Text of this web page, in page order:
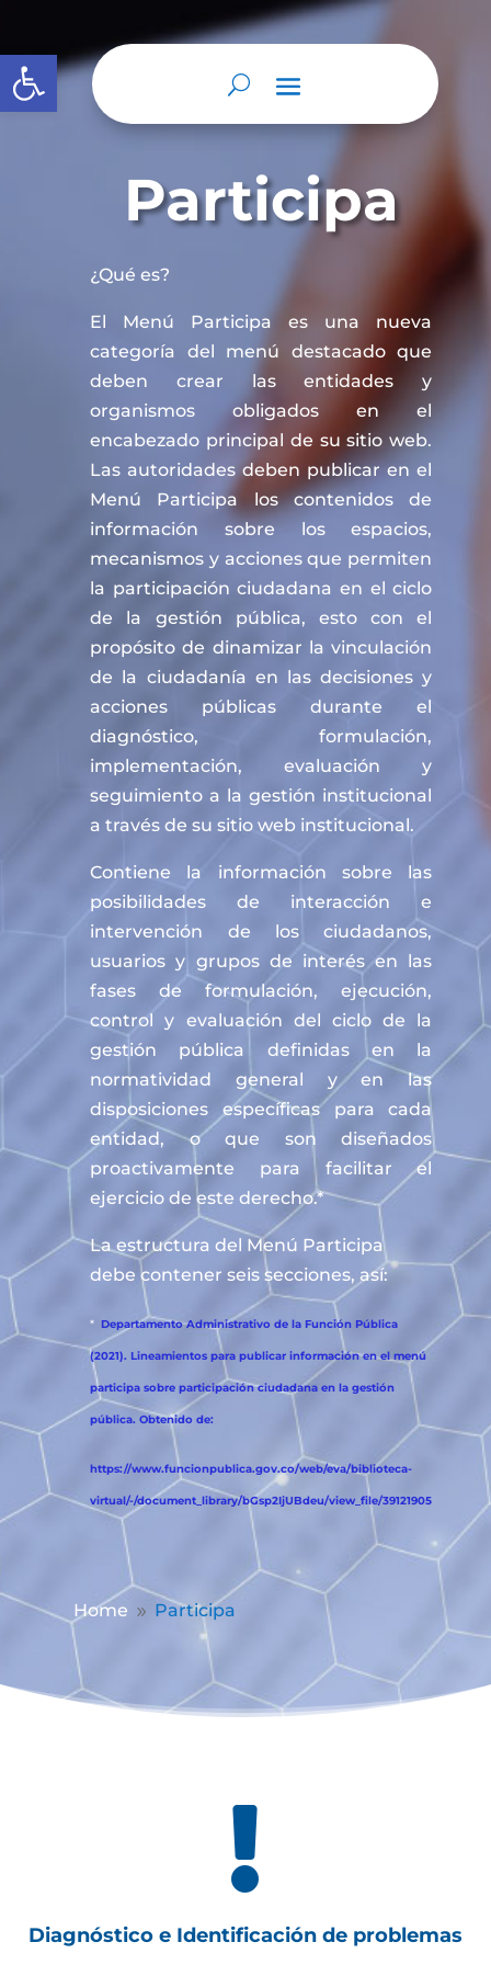
Abrir barra de herramientas
Participa
¿Qué es?
El Menú Participa es una nueva
categoría del menú destacado que
deben crear las entidades y
organismos obligados en el
encabezado principal de su sitio web.
Las autoridades deben publicar en el
Menú Participa los contenidos de
información sobre los espacios,
mecanismos y acciones que permiten
la participación ciudadana en el ciclo
de la gestión pública, esto con el
propósito de dinamizar la vinculación
de la ciudadanía en las decisiones y
acciones públicas durante el
diagnóstico, formulación,
implementación, evaluación y
seguimiento a la gestión institucional
a través de su sitio web institucional.
Contiene la información sobre las
posibilidades de interacción e
intervención de los ciudadanos,
usuarios y grupos de interés en las
fases de formulación, ejecución,
control y evaluación del ciclo de la
gestión pública definidas en la
normatividad general y en las
disposiciones específicas para cada
entidad, o que son diseñados
proactivamente para facilitar el
ejercicio de este derecho.*
La estructura del Menú Participa
debe contener seis secciones, así:
* Departamento Administrativo de la Función Pública
(2021). Lineamientos para publicar información en el menú
participa sobre participación ciudadana en la gestión
pública. Obtenido de:
https://www.funcionpublica.gov.co/web/eva/biblioteca-
virtual/-/document_library/bGsp2IjUBdeu/view_file/39121905
Home 9 Participa

Diagnóstico e Identificación de problemas